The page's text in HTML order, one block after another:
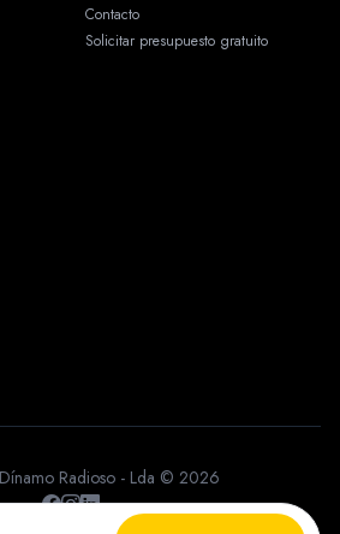
Contacto
Solicitar presupuesto gratuito
Radioso - Lda © 2026